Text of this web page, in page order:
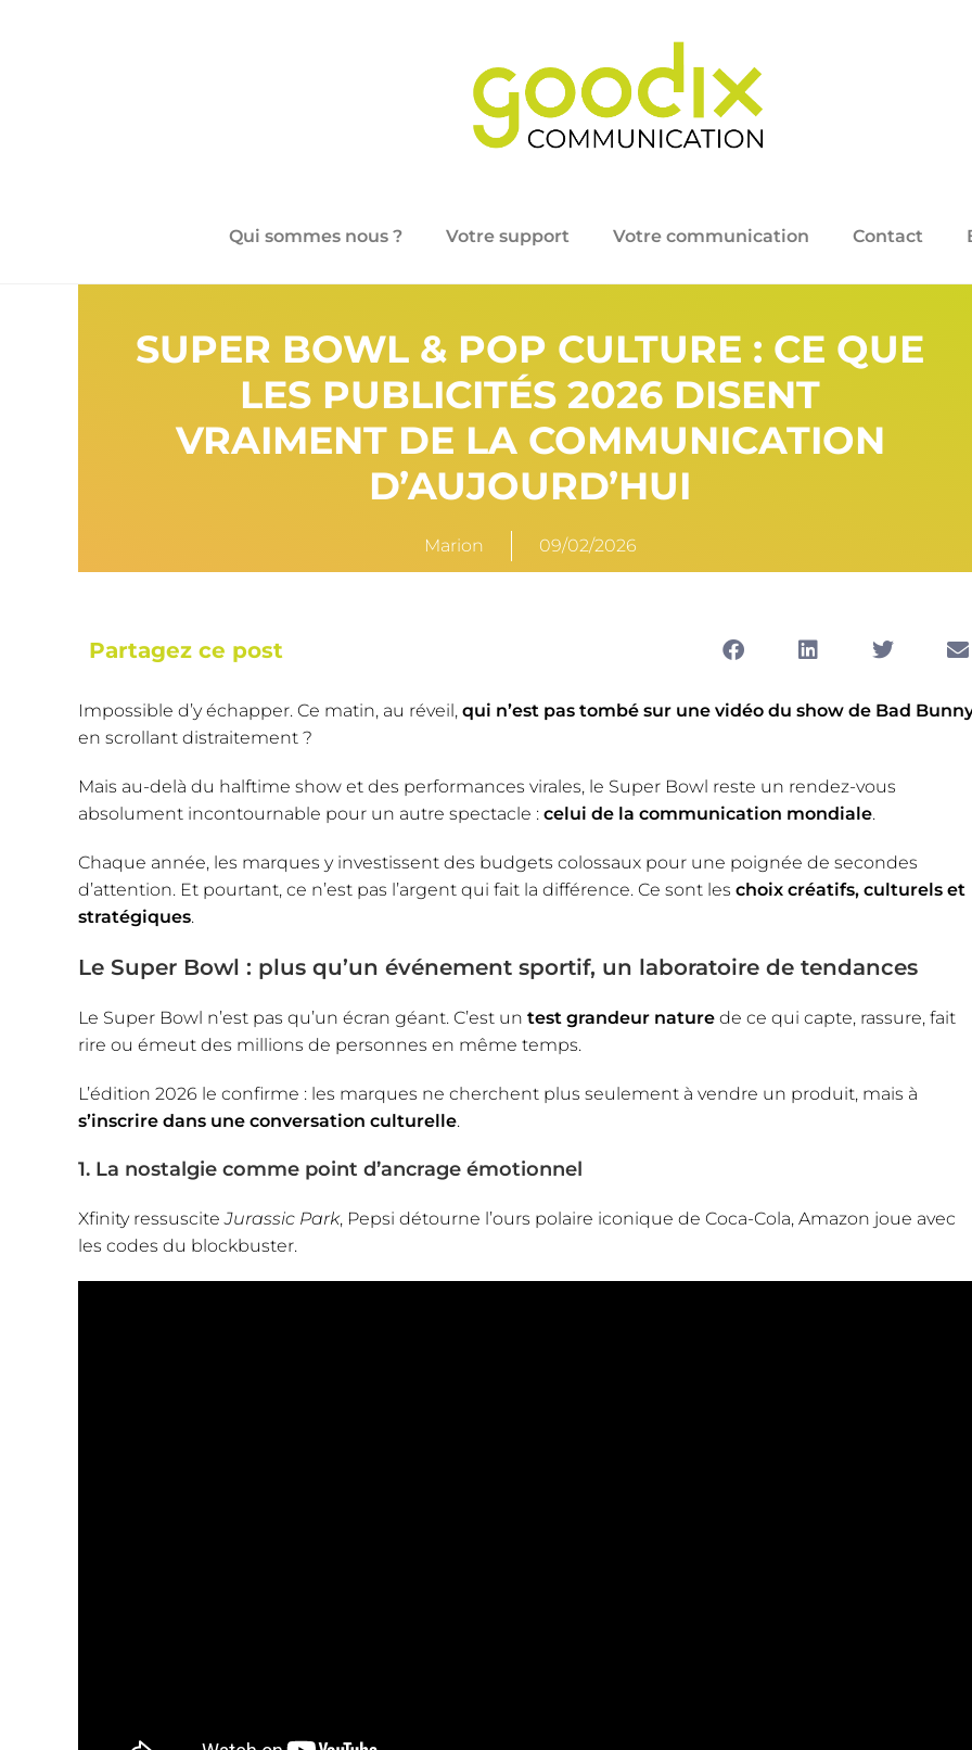
Qui sommes nous ? Votre support Votre communication Contact
SUPER BOWL & POP CULTURE : CE QUE
LES PUBLICITÉS 2026 DISENT
VRAIMENT DE LA COMMUNICATION
D’AUJOURD’HUI
Marion 09/02/2026
Partagez ce post
Impossible d’y échapper. Ce matin, au réveil, qui n’est pas tombé sur une vidéo du show de Bad
en scrollant distraitement ?
Mais au-delà du halftime show et des performances virales, le Super Bowl reste un rendez-vous
absolument incontournable pour un autre spectacle : celui de la communication mondiale.
Chaque année, les marques y investissent des budgets colossaux pour une poignée de secondes
d’attention. Et pourtant, ce n’est pas l’argent qui fait la différence. Ce sont les choix créatifs, culturels et
stratégiques.
Le Super Bowl : plus qu’un événement sportif, un laboratoire de tendances
Le Super Bowl n’est pas qu’un écran géant. C’est un test grandeur nature de ce qui capte, rassure, fait
rire ou émeut des millions de personnes en même temps.
L’édition 2026 le confirme : les marques ne cherchent plus seulement à vendre un produit, mais à
s’inscrire dans une conversation culturelle.
1. La nostalgie comme point d’ancrage émotionnel
Xfinity ressusciteJurassic Park, Pepsi détourne l’ours polaire iconique de Coca-Cola, Amazon joue avec
les codes du blockbuster.